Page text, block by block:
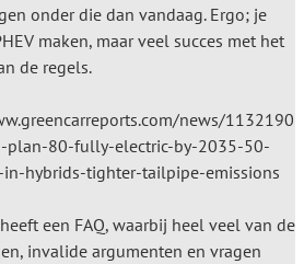
onder die dan vandaag. Ergo; je
maken, maar veel succes met het
de regels.
news/1132190
plan-80-fully-electric-by-2035-50-
hybrids-tighter-tailpipe-emissions
een FAQ, waarbij heel veel van de
invalide argumenten en vragen